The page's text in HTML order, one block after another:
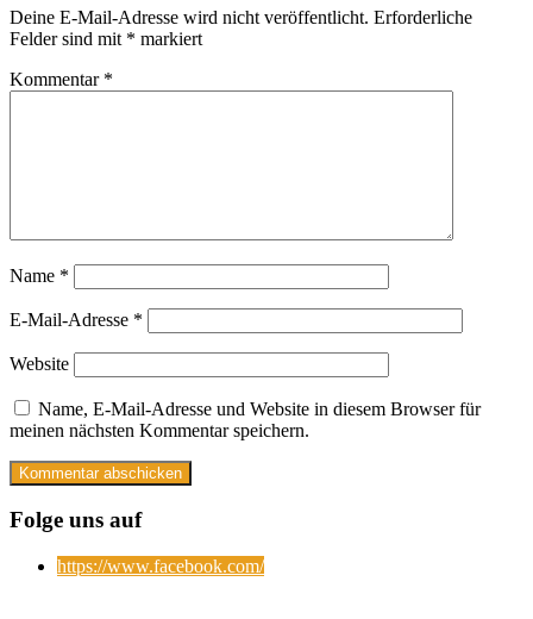
Deine E-Mail-Adresse wird nicht veröffentlicht. Erforderliche
Felder sind mit * markiert
Kommentar *
Name *
E-Mail-Adresse *
Website
Name, E-Mail-Adresse und Website in diesem Browser für
meinen nächsten Kommentar speichern.
Folge uns auf
https://www.facebook.com/